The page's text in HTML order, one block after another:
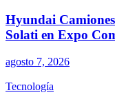
Hyundai
Solati en Expo
agosto 7, 2026
Tecnología